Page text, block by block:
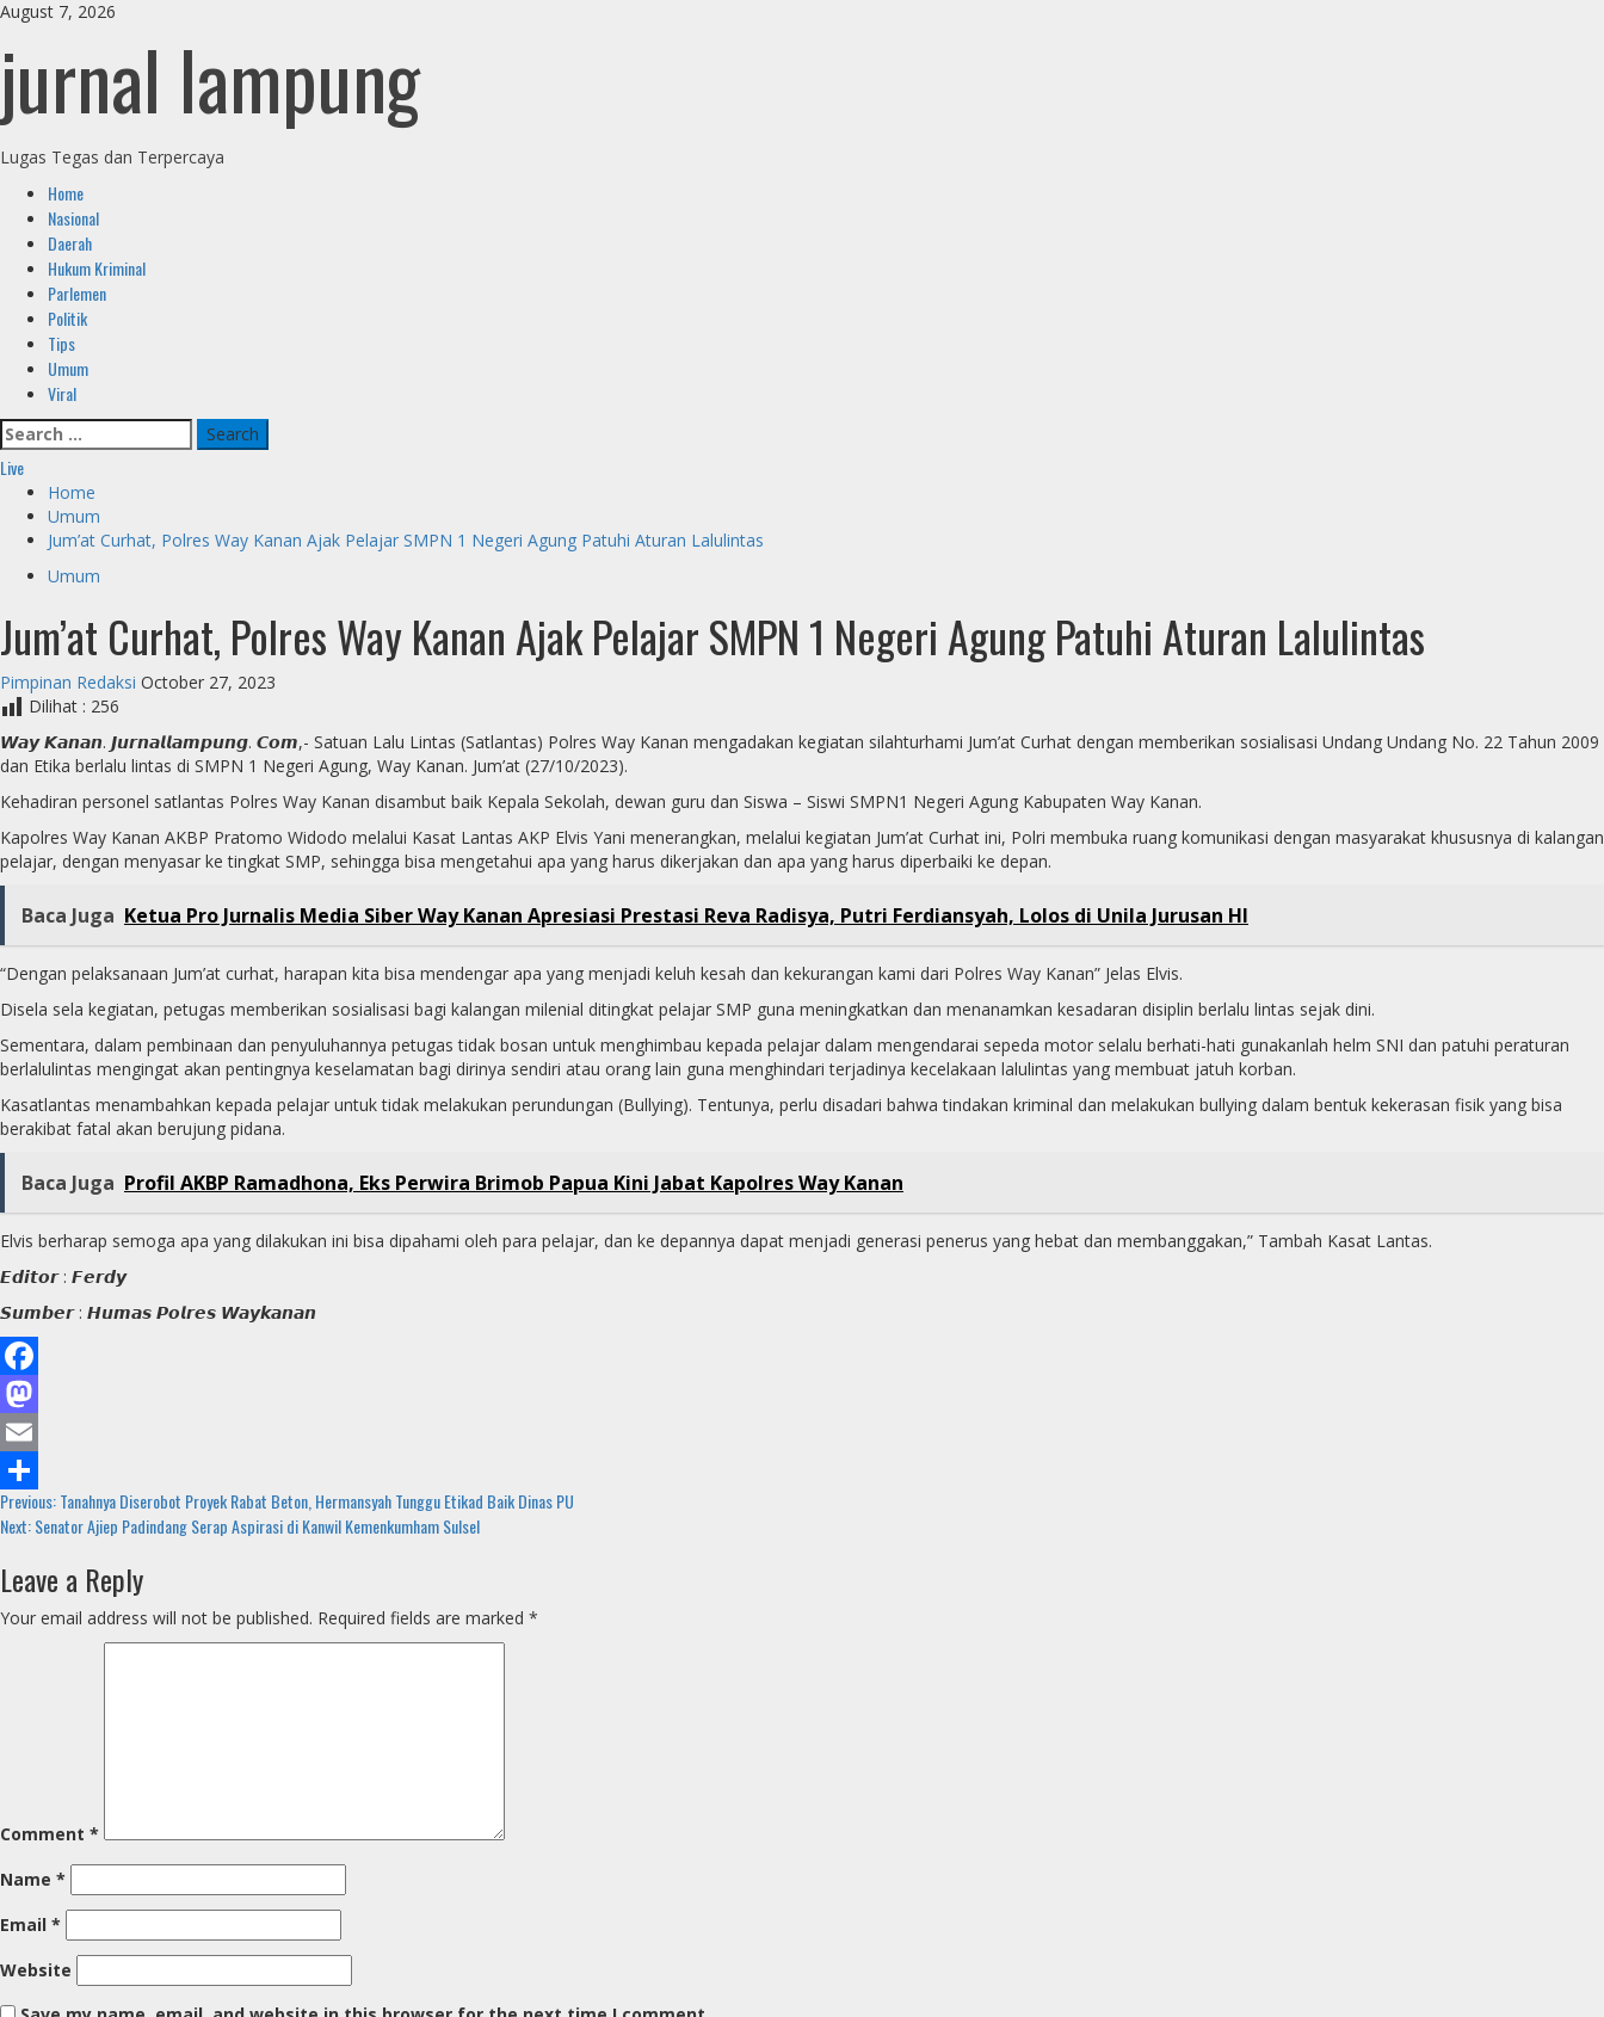
Skip
content
August 7, 2026
jurnal lampung
Lugas Tegas dan Terpercaya
Primary
Menu
Home
Nasional
Daerah
Hukum Kriminal
Parlemen
Politik
Tips
Umum
Viral
Search
for:
Live
Home
Umum
Jum’at Curhat, Polres Way Kanan Ajak Pelajar SMPN 1 Negeri Agung Patuhi Aturan Lalulintas
Umum
Jum’at Curhat, Polres Way Kanan Ajak Pelajar SMPN 1 Negeri Agung Patuhi Aturan Lalulintas
Pimpinan Redaksi October 27, 2023
Dilihat : 256
𝙒𝙖𝙮 𝙆𝙖𝙣𝙖𝙣. 𝙅𝙪𝙧𝙣𝙖𝙡𝙡𝙖𝙢𝙥𝙪𝙣𝙜. 𝘾𝙤𝙢,- Satuan Lalu Lintas (Satlantas) Polres Way Kanan mengadakan kegiatan silahturhami Jum’at Curhat dengan memberikan sosialisasi Undang Undang No. 22 Tahun 2009
dan Etika berlalu lintas di SMPN 1 Negeri Agung, Way Kanan. Jum’at (27/10/2023).
Kehadiran personel satlantas Polres Way Kanan disambut baik Kepala Sekolah, dewan guru dan Siswa – Siswi SMPN1 Negeri Agung Kabupaten Way Kanan.
Kapolres Way Kanan AKBP Pratomo Widodo melalui Kasat Lantas AKP Elvis Yani menerangkan, melalui kegiatan Jum’at Curhat ini, Polri membuka ruang komunikasi dengan masyarakat khususnya di kalangan
pelajar, dengan menyasar ke tingkat SMP, sehingga bisa mengetahui apa yang harus dikerjakan dan apa yang harus diperbaiki ke depan.
Baca Juga Ketua Pro Jurnalis Media Siber Way Kanan Apresiasi Prestasi Reva Radisya, Putri Ferdiansyah, Lolos di Unila Jurusan HI
“Dengan pelaksanaan Jum’at curhat, harapan kita bisa mendengar apa yang menjadi keluh kesah dan kekurangan kami dari Polres Way Kanan” Jelas Elvis.
Disela sela kegiatan, petugas memberikan sosialisasi bagi kalangan milenial ditingkat pelajar SMP guna meningkatkan dan menanamkan kesadaran disiplin berlalu lintas sejak dini.
Sementara, dalam pembinaan dan penyuluhannya petugas tidak bosan untuk menghimbau kepada pelajar dalam mengendarai sepeda motor selalu berhati-hati gunakanlah helm SNI dan patuhi peraturan
berlalulintas mengingat akan pentingnya keselamatan bagi dirinya sendiri atau orang lain guna menghindari terjadinya kecelakaan lalulintas yang membuat jatuh korban.
Kasatlantas menambahkan kepada pelajar untuk tidak melakukan perundungan (Bullying). Tentunya, perlu disadari bahwa tindakan kriminal dan melakukan bullying dalam bentuk kekerasan fisik yang bisa
berakibat fatal akan berujung pidana.
Baca Juga Profil AKBP Ramadhona, Eks Perwira Brimob Papua Kini Jabat Kapolres Way Kanan
Elvis berharap semoga apa yang dilakukan ini bisa dipahami oleh para pelajar, dan ke depannya dapat menjadi generasi penerus yang hebat dan membanggakan,” Tambah Kasat Lantas.
𝙀𝙙𝙞𝙩𝙤𝙧 : 𝙁𝙚𝙧𝙙𝙮
𝙎𝙪𝙢𝙗𝙚𝙧 : 𝙃𝙪𝙢𝙖𝙨 𝙋𝙤𝙡𝙧𝙚𝙨 𝙒𝙖𝙮𝙠𝙖𝙣𝙖𝙣
Facebook
Mastodon
Email
Share
Continue
Reading
Previous:Tanahnya Diserobot Proyek Rabat Beton, Hermansyah Tunggu Etikad Baik Dinas PU
Next:Senator Ajiep Padindang Serap Aspirasi di Kanwil Kemenkumham Sulsel
Leave a Reply
Your email address will not be published. Required fields are marked *
Comment *
Name *
Email *
Website